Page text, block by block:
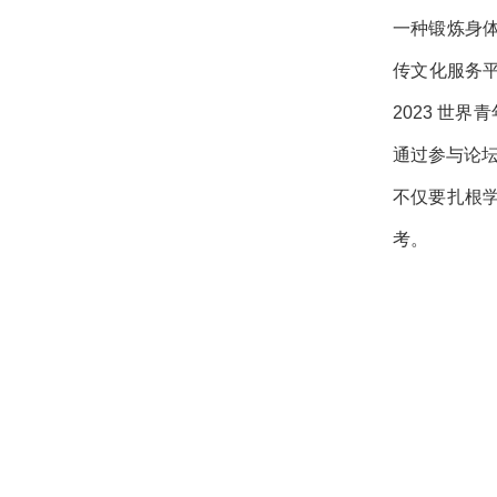
一种锻炼身
传文化服务
2023 世界青
通过参与论
不仅要扎根
考。